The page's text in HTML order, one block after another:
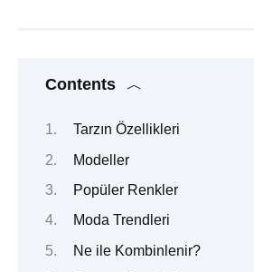
Contents
Tarzın Özellikleri
Modeller
Popüler Renkler
Moda Trendleri
Ne ile Kombinlenir?